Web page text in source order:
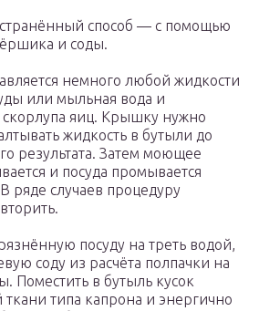
способ — с помощью
и соды.
немного любой жидкости
или мыльная вода и
скорлупа яиц. Крышку нужно
жидкость в бутыли до
результата. Затем моющее
и посуда промывается
ряде случаев процедуру
посуду на треть водой,
соду из расчёта полпачки на
Поместить в бутыль кусок
ткани типа капрона и энергично